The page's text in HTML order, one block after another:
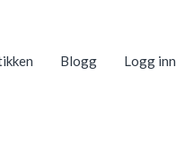
Blogg Logg inn